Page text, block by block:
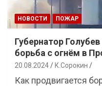
НОВОСТИ ПОЖАР
Губернатор
борьба с огнём в
20.08.2024 К.Сорокин
Как продвигается